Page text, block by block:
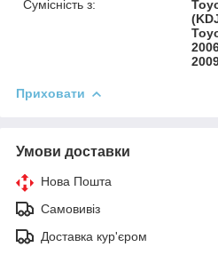
Сумісність з:
Приховати
Умови доставки
Нова Пошта
Самовивіз
Доставка кур'єром